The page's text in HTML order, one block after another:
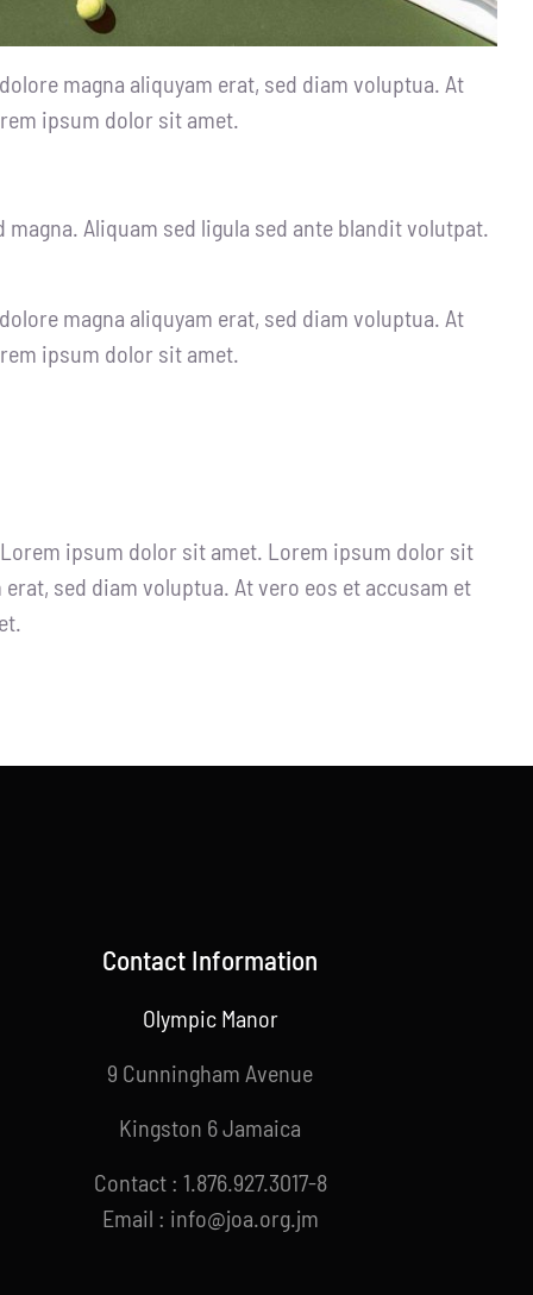
magna aliquyam erat, sed diam voluptua. At
ipsum dolor sit amet.
Aliquam sed ligula sed ante blandit volutpat.
magna aliquyam erat, sed diam voluptua. At
ipsum dolor sit amet.
ipsum dolor sit amet. Lorem ipsum dolor sit
sed diam voluptua. At vero eos et accusam et
Contact Information
Olympic Manor
9 Cunningham Avenue
Kingston 6 Jamaica
Contact : 1.876.927.3017-8
Email : info@joa.org.jm